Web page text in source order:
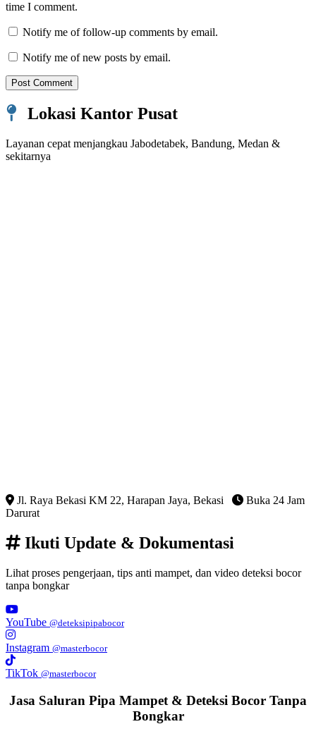
time I comment.
Notify me of follow-up comments by email.
Notify me of new posts by email.
Lokasi Kantor Pusat
Layanan cepat menjangkau Jabodetabek, Bandung, Medan &
sekitarnya
Jl. Raya Bekasi KM 22, Harapan Jaya, Bekasi
Buka 24 Jam
Darurat
Ikuti Update & Dokumentasi
Lihat proses pengerjaan, tips anti mampet, dan video deteksi bocor
tanpa bongkar
YouTube @deteksipipabocor
Instagram @masterbocor
TikTok @masterbocor
Jasa Saluran Pipa Mampet & Deteksi Bocor Tanpa
Bongkar